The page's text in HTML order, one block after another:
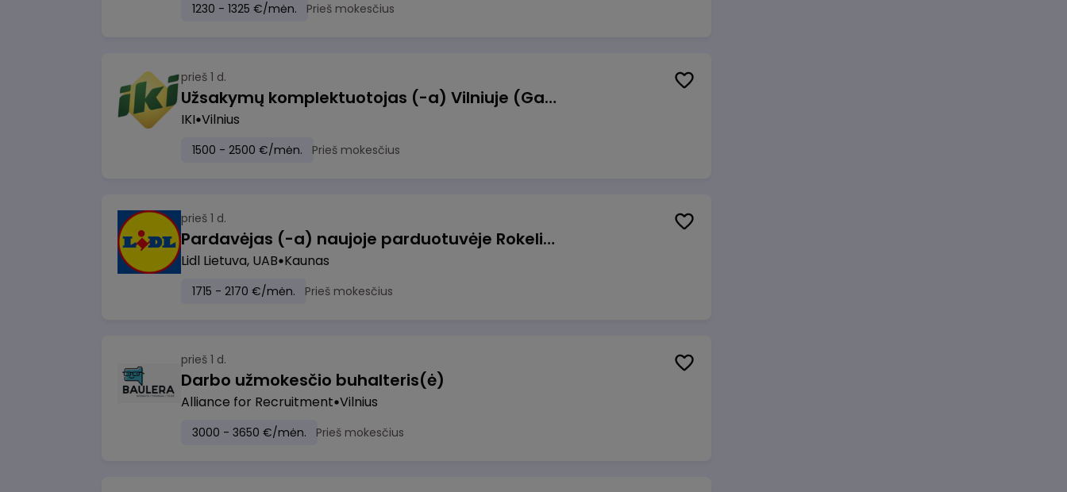
1230 - 1325 €/mėn. Prieš mokesčius
prieš 1 d.
Užsakymų komplektuotojas (-a) Vilniuje (Gariūnai)
IKI Vilnius
1500 - 2500 €/mėn. Prieš mokesčius
prieš 1 d.
Pardavėjas (-a) naujoje parduotuvėje Rokeliuose (NEMOKAMAS TRANSPORTAS)
Lidl Lietuva, UAB Kaunas
1715 - 2170 €/mėn. Prieš mokesčius
prieš 1 d.
Darbo užmokesčio buhalteris(ė)
Alliance for Recruitment Vilnius
3000 - 3650 €/mėn. Prieš mokesčius